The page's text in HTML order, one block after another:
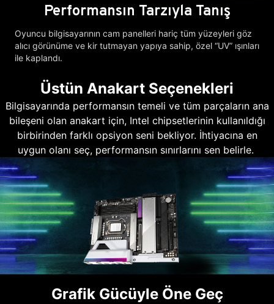
Performansın Tarzıyla Tanış
Oyuncu bilgisayarının cam panelleri hariç tüm yüzeyleri göz
alıcı görünüme ve kir tutmayan yapıya sahip, özel “UV” ışınları
ile kaplandı.
Üstün Anakart Seçenekleri
Bilgisayarında performansın temeli ve tüm parçaların ana
bileşeni olan anakart için, Intel chipsetlerinin kullanıldığı
birbirinden farklı opsiyon seni bekliyor. İhtiyacına en
uygun olanı seç, performansın sınırlarını sen belirle.
Grafik Gücüyle Öne Geç